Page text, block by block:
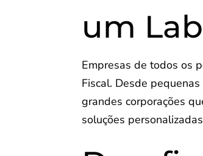
um
Empresas de todos os
Fiscal. Desde
grandes corporações
soluções